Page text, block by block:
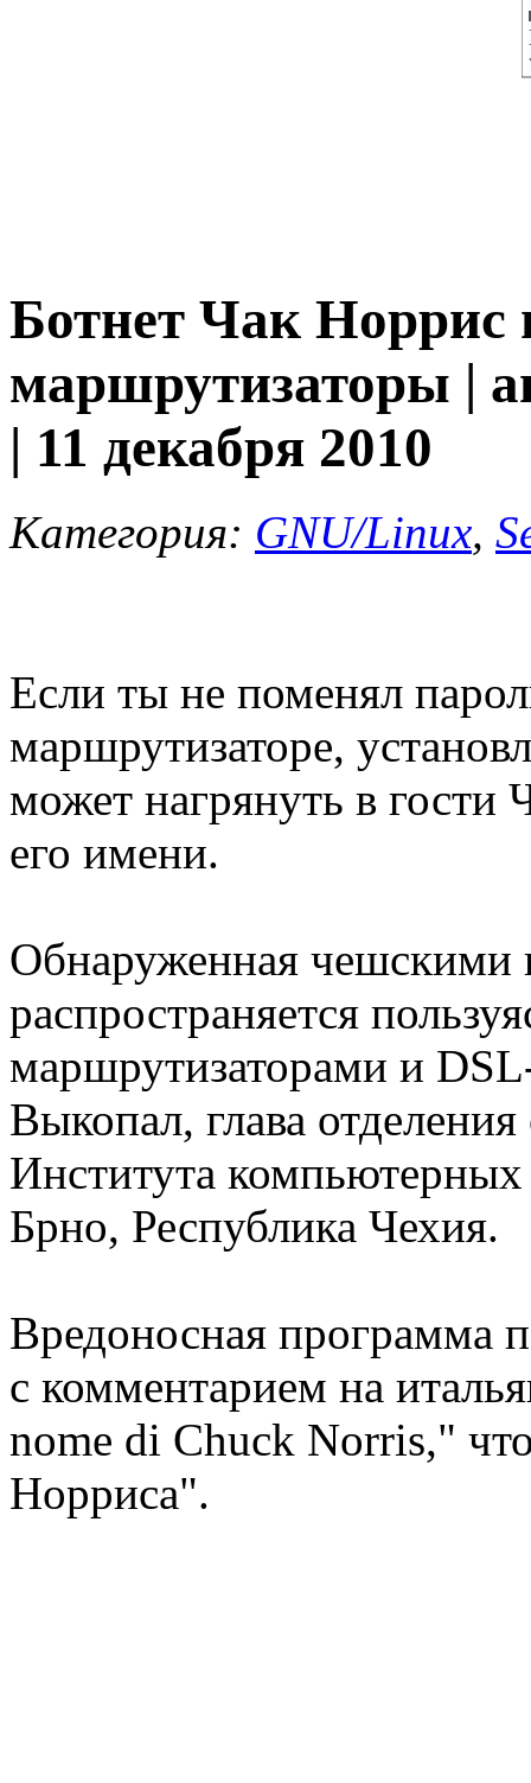
Ботнет Чак Норрис
маршрутизаторы |
| 11 декабря 2010
Категория: GNU/Linux,
Если ты не поменял
маршрутизаторе,
может нагрянуть в гости
его имени.
Обнаруженная чешскими
распространяется
маршрутизаторами и
Выкопал, глава отделения
Института
Брно, Республика Чехия.
Вредоносная программа
с комментарием на
nome di Chuck Norris,"
Норриса".